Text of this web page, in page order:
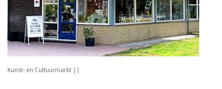
Kunst- en Cultuurmarkt ||